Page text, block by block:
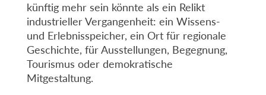
künftig mehr sein könnte als ein Relikt
industrieller Vergangenheit: ein Wissens-
und Erlebnisspeicher, ein Ort für regionale
Geschichte, für Ausstellungen, Begegnung,
Tourismus oder demokratische
Mitgestaltung.